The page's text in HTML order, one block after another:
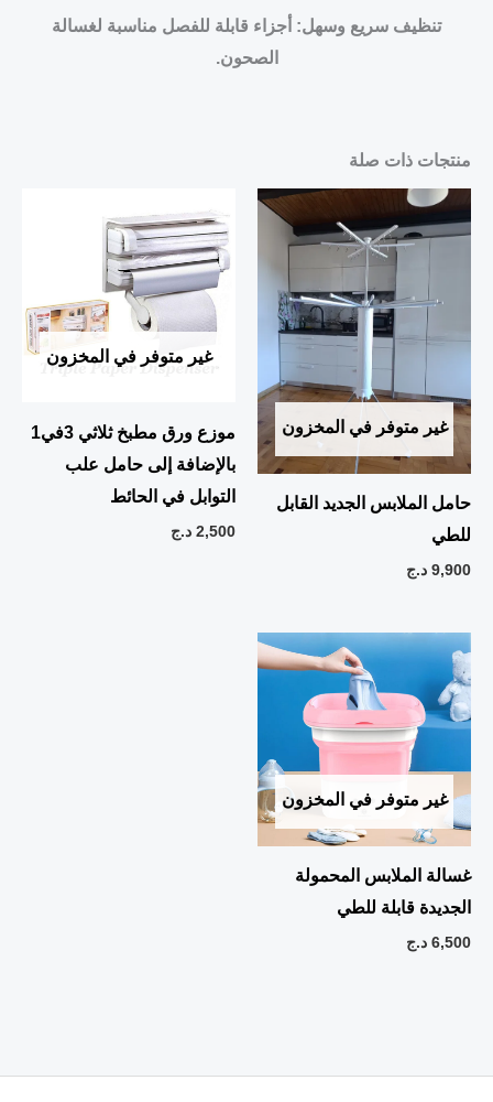
تنظيف سريع وسهل: أجزاء قابلة للفصل مناسبة لغسالة
الصحون.
منتجات ذات صلة
غير متوفر في المخزون
حامل الملابس الجديد القابل
للطي
9,900 د.ج
غير متوفر في المخزون
موزع ورق مطبخ ثلاثي 3في1
بالإضافة إلى حامل علب
التوابل في الحائط
2,500 د.ج
غير متوفر في المخزون
غسالة الملابس المحمولة
الجديدة قابلة للطي
6,500 د.ج